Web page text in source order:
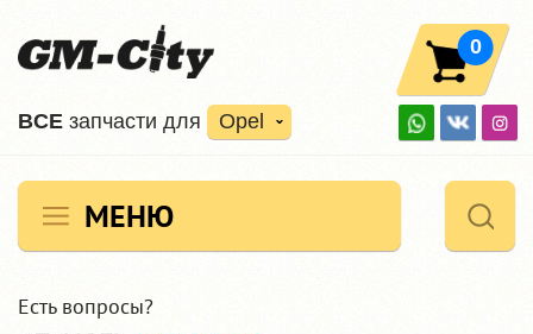
ВCE запчасти для Opel
0
МЕНЮ
Есть вопросы?